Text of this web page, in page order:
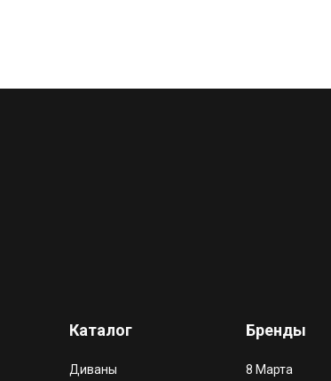
Диваны
Каталог Бренды
8 Марта